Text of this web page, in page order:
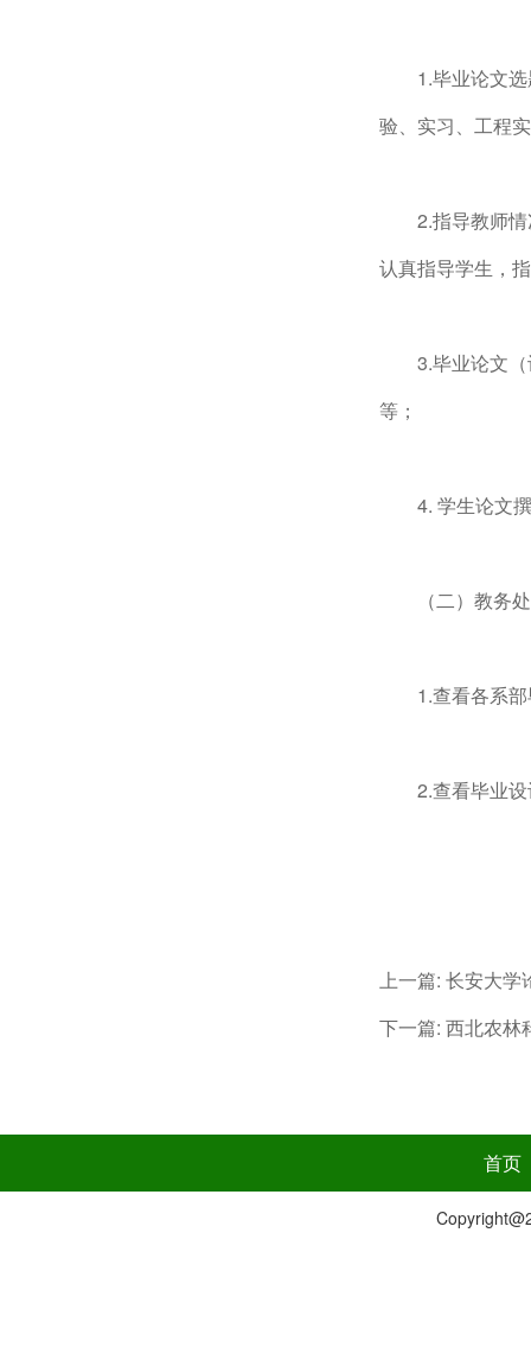
1.毕业论文
验、实习、工程
2.指导教师
认真指导学生，
3.毕业论文
等；
4. 学生论文
（二）教务
1.查看各系
2.查看毕业
上一篇: 长安大学
下一篇: 西北农林
首页